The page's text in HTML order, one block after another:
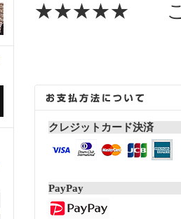
★★★★★ こ
クレジットカード決済
PayPay